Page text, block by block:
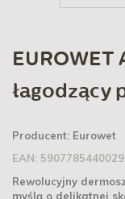
łagodzący
Producent: Eurowet
EAN: 5907785440029
Rewolucyjny
myślą o delikatnej